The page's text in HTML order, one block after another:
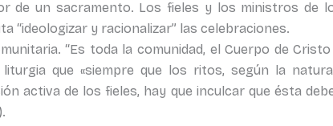
de un sacramento. Los fieles y los ministros de
“ideologizar y racionalizar” las celebraciones.
“Es toda la comunidad, el Cuerpo de Cristo
que «siempre que los ritos, según la
activa de los fieles, hay que inculcar que ésta